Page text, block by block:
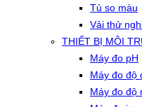
Tủ so màu
Vải thử
THIẾT BỊ MÔI
Máy đo pH
Máy đo độ
Máy đo độ